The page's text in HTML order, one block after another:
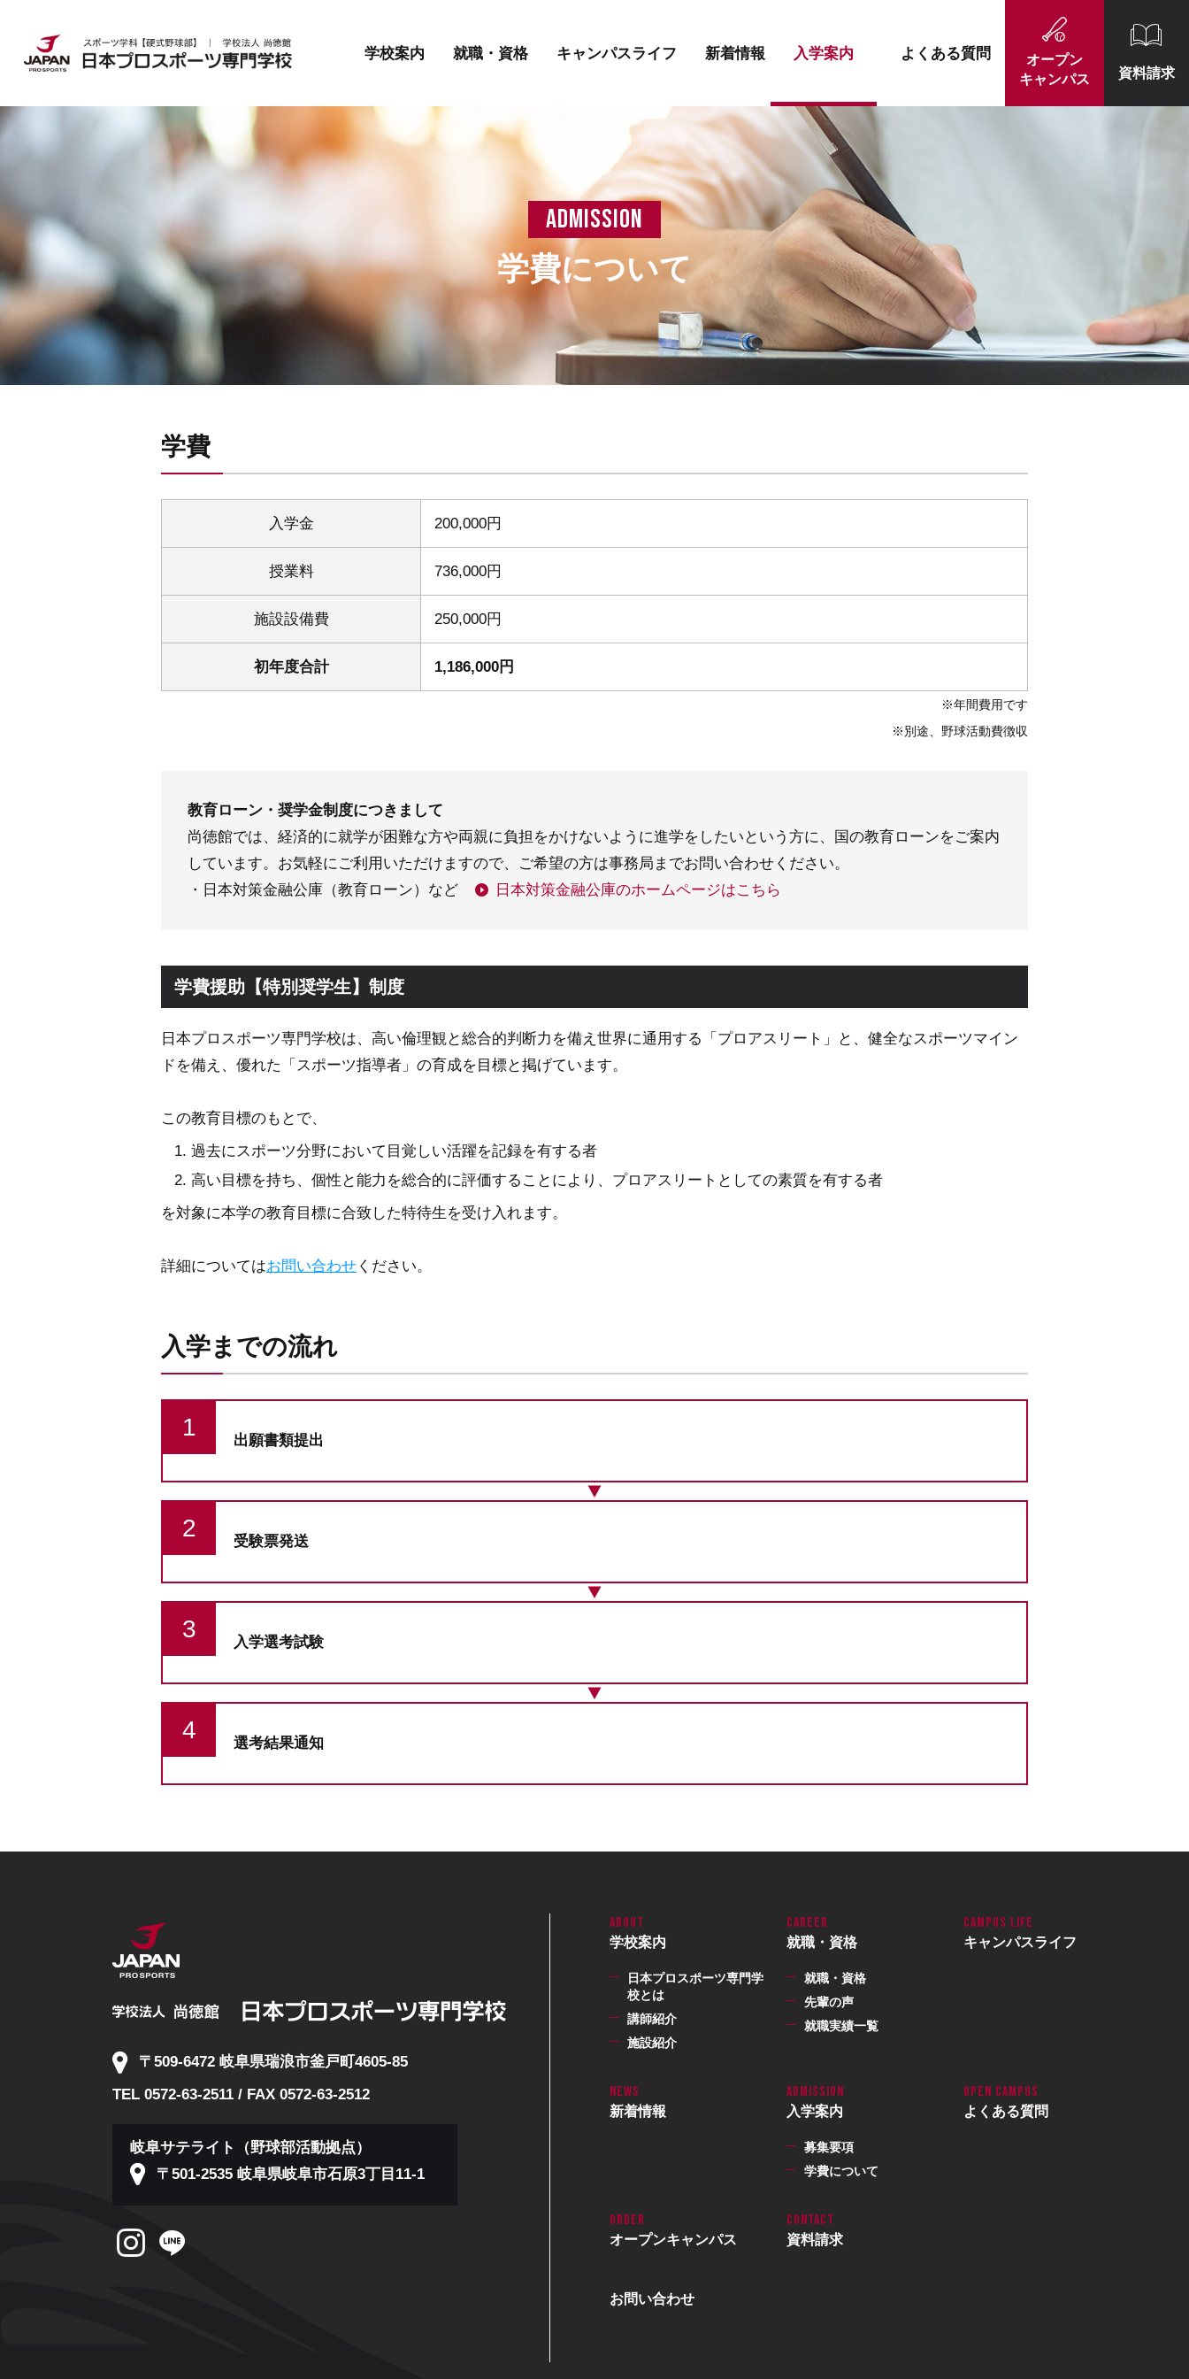
学校案内
施設紹介
就職・資格
就職実績一覧
キャンパスライフ 新着情報 入学案内
学費について
よくある質問
オープン
キャンパス
資料請求
admission
学費について
学費
入学金 200,000円
授業料 736,000円
施設設備費 250,000円
初年度合計 1,186,000円
※年間費用です
※別途、野球活動費徴収
教育ローン・奨学金制度につきまして
尚徳館では、経済的に就学が困難な方や両親に負担をかけないように進学をしたいという方に、国の教育ローンをご案内
しています。お気軽にご利用いただけますので、ご希望の方は事務局までお問い合わせください。
・日本対策金融公庫（教育ローン）など
日本対策金融公庫のホームページはこちら
学費援助【特別奨学生】制度
日本プロスポーツ専門学校は、高い倫理観と総合的判断力を備え世界に通用する「プロアスリート」と、健全なスポーツマイン
ドを備え、優れた「スポーツ指導者」の育成を目標と掲げています。
この教育目標のもとで、
過去にスポーツ分野において目覚しい活躍を記録を有する者
高い目標を持ち、個性と能力を総合的に評価することにより、プロアスリートとしての素質を有する者
を対象に本学の教育目標に合致した特待生を受け入れます。
詳細についてはお問い合わせ ください。
入学までの流れ
出願書類提出
受験票発送
入学選考試験
選考結果通知
〒509-6472 岐阜県瑞浪市釜戸町4605-85
TEL 0572-63-2511 / FAX 0572-63-2512
岐阜サテライト（野球部活動拠点）
〒501-2535 岐阜県岐阜市石原3丁目11-1
学校案内
日本プロスポーツ専門学
校とは
講師紹介
施設紹介
就職・資格
就職・資格
先輩の声
就職実績一覧
キャンパスライフ
新着情報 入学案内
募集要項
学費について
よくある質問
オープンキャンパス 資料請求
お問い合わせ